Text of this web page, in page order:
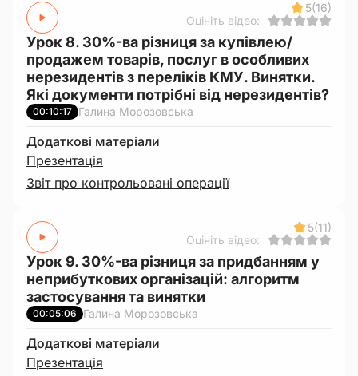
5(16)
Оцініть відео:
Урок 8. 30%-ва різниця за купівлею/
продажем товарів, послуг в особливих
нерезидентів з переліків КМУ. Винятки.
Які документи потрібні від нерезидентів?
00:10:17 Галина Морозовська
Додаткові матеріали
Презентація
Звіт про контрольовані операції
5(11)
Оцініть відео:
Урок 9. 30%-ва різниця за придбанням у
неприбуткових організацій: алгоритм
застосування та винятки
00:05:06 Галина Морозовська
Додаткові матеріали
Презентація